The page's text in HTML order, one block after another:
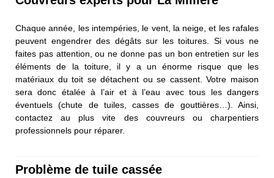
Chaque année, les intempéries, le vent, la neige, et les rafales
peuvent engendrer des dégâts sur les toitures. Si vous ne
faites pas attention, ou ne donne pas un bon entretien sur les
éléments de la toiture, il y a un énorme risque que les
matériaux du toit se détachent ou se cassent. Votre maison
sera donc étalée à l’air et à l’eau avec tous les dangers
éventuels (chute de tuiles, casses de gouttières…). Ainsi,
contactez au plus vite des couvreurs ou charpentiers
professionnels pour réparer.
Problème de tuile cassée